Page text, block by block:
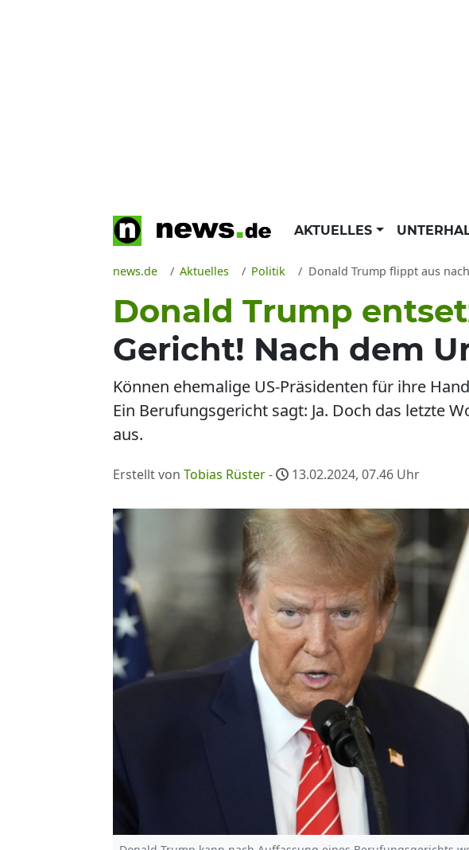
AKTUELLES
news.de Aktuelles Politik Donald Trump flippt aus nach
Donald Trump
Gericht! Nach dem
Können ehemalige US-Präsidenten für ihre
Ein Berufungsgericht sagt: Ja. Doch das letzte
aus.
Erstellt von Tobias Rüster- 13.02.2024, 07.46 Uhr